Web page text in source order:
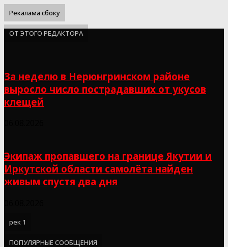
Рекалама сбоку
ОТ ЭТОГО РЕДАКТОРА
За неделю в Нерюнгринском районе
выросло число пострадавших от укусов
клещей
Экипаж пропавшего на границе Якутии и
Иркутской области самолёта найден
живым спустя два дня
рек 1
ПОПУЛЯРНЫЕ СООБЩЕНИЯ